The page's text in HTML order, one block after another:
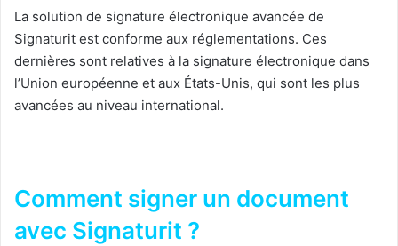
La solution de signature électronique avancée de
Signaturit est conforme aux réglementations. Ces
dernières sont relatives à la signature électronique dans
l’Union européenne et aux États-Unis, qui sont les plus
avancées au niveau international.
Comment signer un document
avec Signaturit ?